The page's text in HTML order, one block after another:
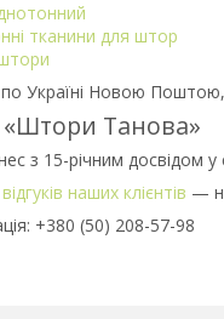
тканини для штор
Україні Новою Поштою,
Танова»
з 15-річним
наших клієнтів —
+380 (50) 208-57-98